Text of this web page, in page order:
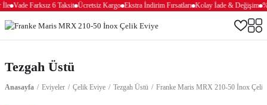
Vade Farksız 6 Taksit Ücretsiz Kargo Ekstra İndirim Fırsatları Kolay İade & Değişim
Tezgah Üstü
Anasayfa Eviyeler Çelik Eviye Tezgah Üstü Franke Maris MRX 210-50 İnox